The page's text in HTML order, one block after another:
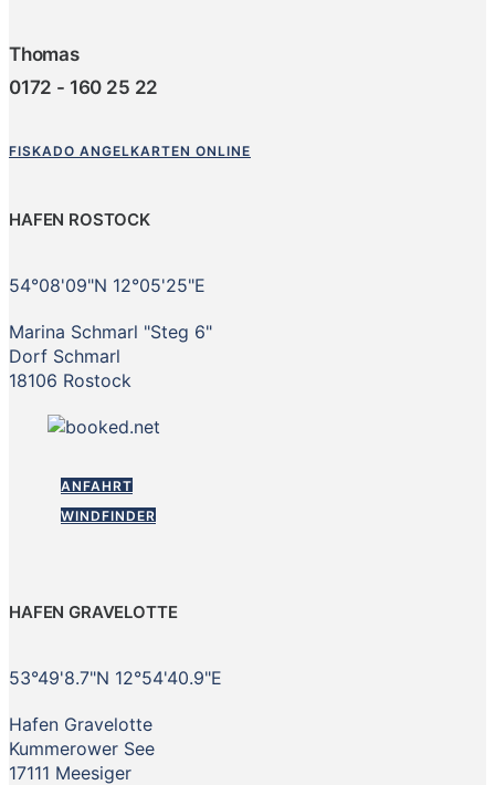
Thomas
0172 - 160 25 22
FISKADO ANGELKARTEN ONLINE
HAFEN ROSTOCK
54°08'09"N 12°05'25"E
Marina Schmarl "Steg 6"
Dorf Schmarl
18106 Rostock
ANFAHRT
WINDFINDER
HAFEN GRAVELOTTE
53°49'8.7"N 12°54'40.9"E
Hafen Gravelotte
Kummerower See
17111 Meesiger